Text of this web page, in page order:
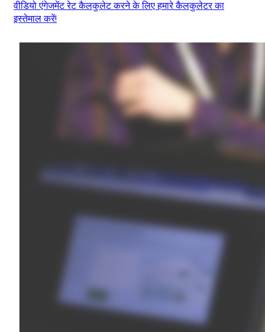
वीडियो एंगेजमेंट रेट कैलकुलेट करने के लिए हमारे कैलकुलेटर का
इस्तेमाल करें!